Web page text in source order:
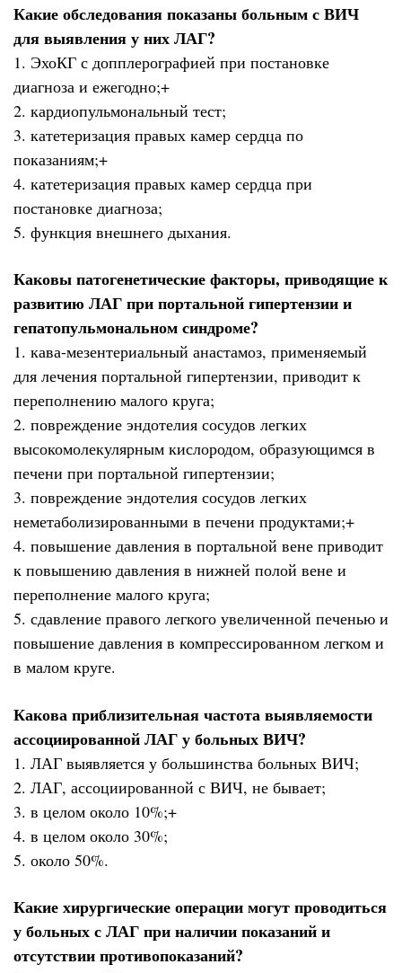
Какие обследования показаны больным с ВИЧ
для выявления у них ЛАГ?
1. ЭхоКГ с допплерографией при постановке
диагноза и ежегодно;+
2. кардиопульмональный тест;
3. катетеризация правых камер сердца по
показаниям;+
4. катетеризация правых камер сердца при
постановке диагноза;
5. функция внешнего дыхания.
Каковы патогенетические факторы, приводящие к
развитию ЛАГ при портальной гипертензии и
гепатопульмональном синдроме?
1. кава-мезентериальный анастамоз, применяемый
для лечения портальной гипертензии, приводит к
переполнению малого круга;
2. повреждение эндотелия сосудов легких
высокомолекулярным кислородом, образующимся в
печени при портальной гипертензии;
3. повреждение эндотелия сосудов легких
неметаболизированными в печени продуктами;+
4. повышение давления в портальной вене приводит
к повышению давления в нижней полой вене и
переполнение малого круга;
5. сдавление правого легкого увеличенной печенью и
повышение давления в компрессированном легком и
в малом круге.
Какова приблизительная частота выявляемости
ассоциированной ЛАГ у больных ВИЧ?
1. ЛАГ выявляется у большинства больных ВИЧ;
2. ЛАГ, ассоциированной с ВИЧ, не бывает;
3. в целом около 10%;+
4. в целом около 30%;
5. около 50%.
Какие хирургические операции могут проводиться
у больных с ЛАГ при наличии показаний и
отсутствии противопоказаний?